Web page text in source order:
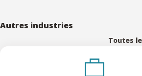
Autres industries
Toutes